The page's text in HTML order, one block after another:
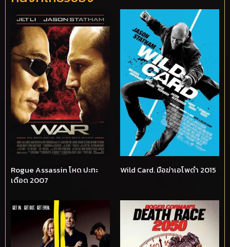
Rogue Assassin โหด ปะทะ
เดือด 2007
Wild Card. มือฆ่าเอโพดำ 2015